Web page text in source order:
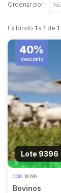
Exibindo 1 a 1 de 1
Ordenar por:
40%
desconto
Lote 9396
COD. 16786
Bovinos